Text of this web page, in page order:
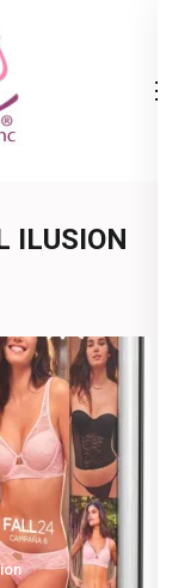
Ropa Interior
800.825.9452
ILUSION